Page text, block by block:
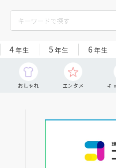
4年生 5 年生 6年生
おしゃれ エンタメ キ